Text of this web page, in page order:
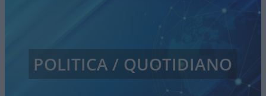
POLITICA / QUOTIDIANO